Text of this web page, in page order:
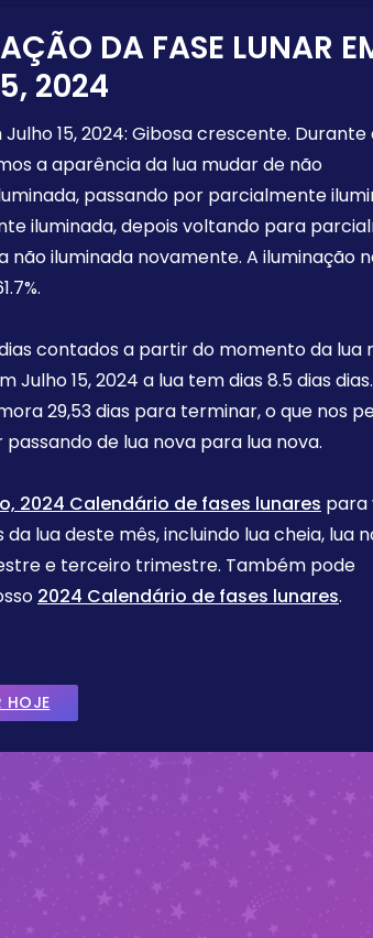
DA FASE LUNAR
2024
Julho 15, 2024: Gibosa crescente. Durante
a aparência da lua mudar de não
passando por parcialmente
iluminada, depois voltando para
não iluminada novamente. A iluminação
.
contados a partir do momento da lua
Julho 15, 2024 a lua tem dias 8.5 dias
29,53 dias para terminar, o que nos
de lua nova para lua nova.
2024 Calendário de fases lunares para
da lua deste mês, incluindo lua cheia, lua
e terceiro trimestre. Também pode
2024 Calendário de fases lunares.
HOJE